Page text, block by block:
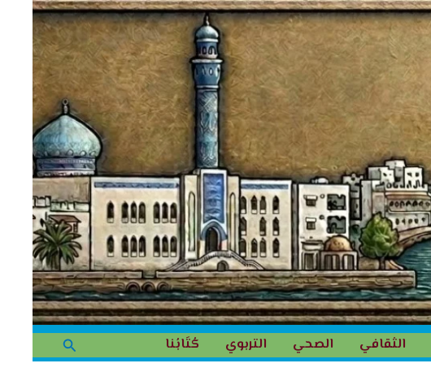
الثقافي الصحي التربوي كُتَابُنا البحث